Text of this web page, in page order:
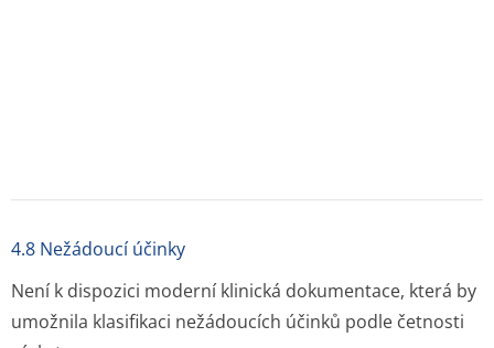
kolitidy a Crohnova choroba (viz
byla pozorována gastritida.
Srdeční poruchy